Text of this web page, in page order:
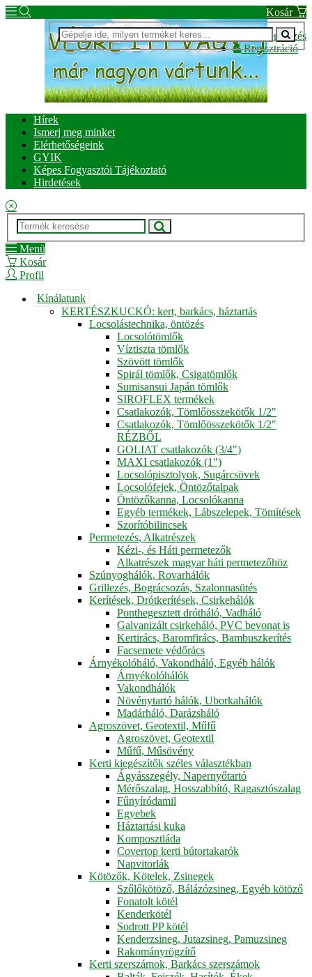
Kosár
Bejelentkezés
Regisztráció
Hírek
Ismerj meg minket
Elérhetőségeink
GYIK
Képes Fogyasztói Tájékoztató
Hirdetések
Menü
Kosár
Profil
Kínálatunk
KERTÉSZKUCKÓ: kert, barkács, háztartás
Locsolástechnika, öntözés
Locsolótömlők
Víztiszta tömlők
Szövött tömlők
Spirál tömlők, Csigatömlők
Sumisansui Japán tömlők
SIROFLEX termékek
Csatlakozók, Tömlőösszekötők 1/2"
Csatlakozók, Tömlőösszekötők 1/2"
RÉZBŐL
GOLIAT csatlakozók (3/4")
MAXI csatlakozók (1")
Locsolópisztolyok, Sugárcsövek
Locsolófejek, Öntözőtalpak
Öntözőkanna, Locsolókanna
Egyéb termékek, Lábszelepek, Tömítések
Szorítóbilincsek
Permetezés, Alkatrészek
Kézi-, és Háti permetezők
Alkatrészek magyar háti permetezőhöz
Szúnyoghálók, Rovarhálók
Grillezés, Bográcsozás, Szalonnasütés
Kerítések, Drótkerítések, Csirkehálók
Ponthegesztett drótháló, Vadháló
Galvanizált csirkeháló, PVC bevonat is
Kertirács, Baromfirács, Bambuszkerítés
Facsemete védőrács
Árnyékolóháló, Vakondháló, Egyéb hálók
Árnyékolóhálók
Vakondhálók
Növénytartó hálók, Uborkahálók
Madárháló, Darázsháló
Agroszövet, Geotextil, Műfű
Agroszövet, Geotextil
Műfű, Műsövény
Kerti kiegészítők széles választékban
Ágyásszegély, Napernyőtartó
Mérőszalag, Hosszabbító, Ragasztószalag
Fűnyíródamil
Egyebek
Háztartási kuka
Komposztláda
Covertop kerti bútortakarók
Napvitorlák
Kötözők, Kötelek, Zsinegek
Szőlőkötöző, Bálázózsineg, Egyéb kötöző
Fonatolt kötél
Kenderkötél
Sodrott PP kötél
Kenderzsineg, Jutazsineg, Pamuzsineg
Rakományrögzítő
Kerti szerszámok, Barkács szerszámok